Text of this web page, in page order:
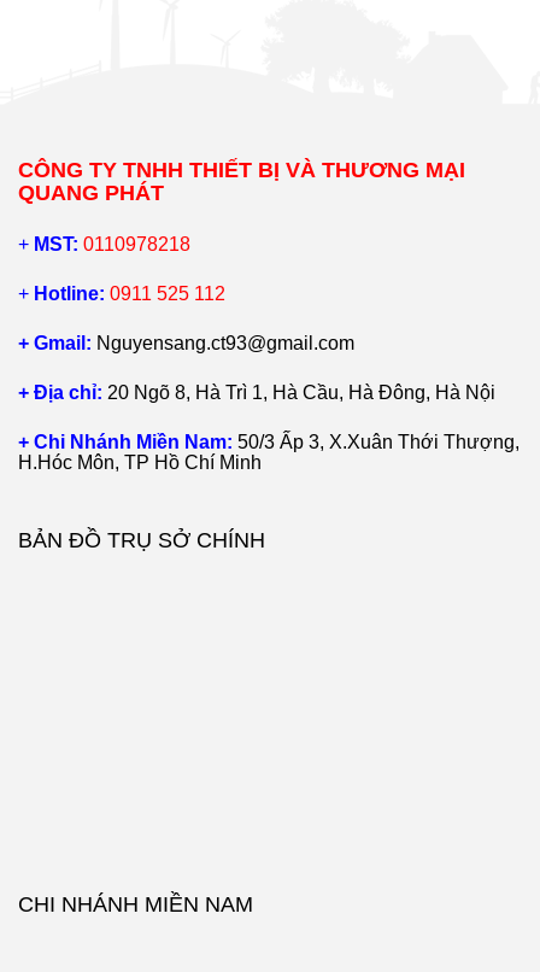
CÔNG TY TNHH THIẾT BỊ VÀ THƯƠNG MẠI
QUANG PHÁT
+ MST: 0110978218
+ Hotline: 0911 525 112
+ Gmail: Nguyensang.ct93@gmail.com
+ Địa chỉ: 20 Ngõ 8, Hà Trì 1, Hà Cầu, Hà Đông, Hà Nội
+ Chi Nhánh Miền Nam: 50/3 Ấp 3, X.Xuân Thới Thượng,
H.Hóc Môn, TP Hồ Chí Minh
BẢN ĐỒ TRỤ SỞ CHÍNH
CHI NHÁNH MIỀN NAM